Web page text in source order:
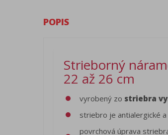
POPIS
Strieborný
22 až 26 cm
vyrobený zo striebra
striebro je antialergické a
povrchová úprava